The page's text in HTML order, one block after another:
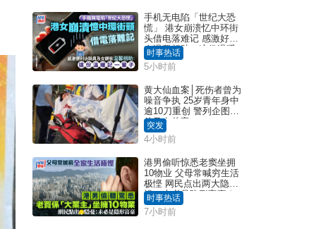
手机无电陷「世纪大恐
慌」 港女崩溃忆中环街
头借电落难记 感激好心
人温馨相助：这份温暖
记一辈子｜Juicy叮
时事热话
5小时前
黄大仙血案│死伤者曾为
噪音争执 25岁青年身中
逾10刀重创 警列企图谋
杀及自杀案
突发
4小时前
港男偷听惊悉老窦坐拥
10物业 父母常喊穷生活
极悭 网民点出两大隐
忧：未必是隐形富豪｜
Juicy叮
时事热话
7小时前